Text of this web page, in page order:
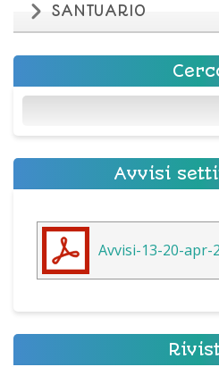
SANTUARIO
Cerca
Avvisi
Avvisi-13-20-apr-